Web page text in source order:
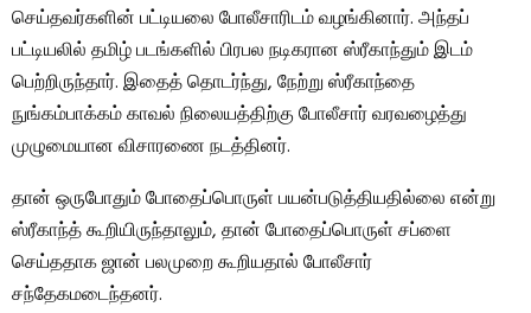
செய்தவர்களின் பட்டியலை போலீசாரிடம் வழங்கினார். அந்தப்
பட்டியலில் தமிழ் படங்களில் பிரபல நடிகரான ஸ்ரீகாந்தும் இடம்
பெற்றிருந்தார். இதைத் தொடர்ந்து, நேற்று ஸ்ரீகாந்தை
நுங்கம்பாக்கம் காவல் நிலையத்திற்கு போலீசார் வரவழைத்து
முழுமையான விசாரணை நடத்தினர்.
தான் ஒருபோதும் போதைப்பொருள் பயன்படுத்தியதில்லை என்று
ஸ்ரீகாந்த் கூறியிருந்தாலும், தான் போதைப்பொருள் சப்ளை
செய்ததாக ஜான் பலமுறை கூறியதால் போலீசார்
சந்தேகமடைந்தனர்.